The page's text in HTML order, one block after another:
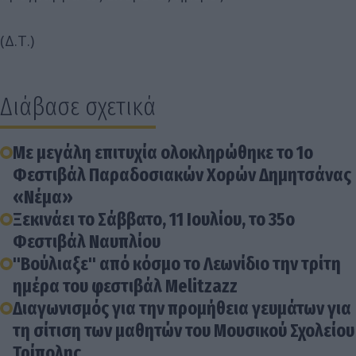
(Δ.Τ.)
Διάβασε σχετικά
Με μεγάλη επιτυχία ολοκληρώθηκε το 1ο
Φεστιβάλ Παραδοσιακών Χορών Δημητσάνας
«Νέμα»
Ξεκινάει το Σάββατο, 11 Ιουλίου, το 35ο
Φεστιβάλ Ναυπλίου
"Βούλιαξε" από κόσμο το Λεωνίδιο την τρίτη
ημέρα του φεστιβάλ Melitzazz
Διαγωνισμός για την προμήθεια γευμάτων για
τη σίτιση των μαθητών του Μουσικού Σχολείου